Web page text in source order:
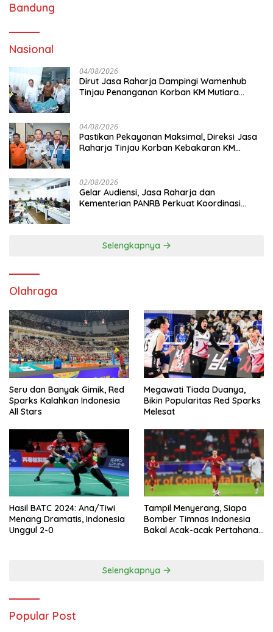
Bandung
Nasional
04/08/2026
Dirut Jasa Raharja Dampingi Wamenhub
Tinjau Penanganan Korban KM Mutiara
04/08/2026
Pastikan Pekayanan Maksimal, Direksi Jasa
Raharja Tinjau Korban Kebakaran KM
02/08/2026
Gelar Audiensi, Jasa Raharja dan
Kementerian PANRB Perkuat Koordinasi
Selengkapnya
Olahraga
Seru dan Banyak Gimik, Red
Sparks Kalahkan Indonesia
All Stars
Megawati Tiada Duanya,
Bikin Popularitas Red Sparks
Melesat
Hasil BATC 2024: Ana/Tiwi
Menang Dramatis, Indonesia
Unggul 2-0
Tampil Menyerang, Siapa
Bomber Timnas Indonesia
Bakal Acak-acak Pertahanan
Selengkapnya
Popular Post